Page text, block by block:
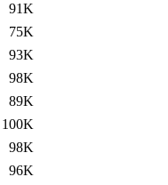
91K
75K
93K
98K
89K
100K
98K
96K